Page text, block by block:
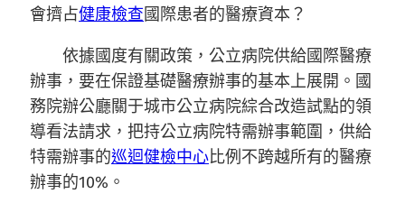
會擠占健康檢查國際患者的醫療資本？
依據國度有關政策，公立病院供給國際醫療
辦事，要在保證基礎醫療辦事的基本上展開。國
務院辦公廳關于城市公立病院綜合改造試點的領
導看法請求，把持公立病院特需辦事範圍，供給
特需辦事的巡迴健檢中心比例不跨越所有的醫療
辦事的10%。